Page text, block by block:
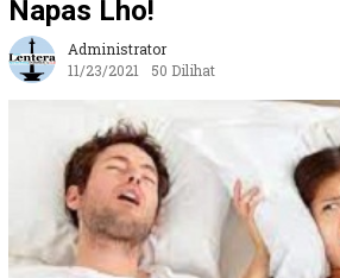
Napas Lho!
Administrator
11/23/2021
50 Dilihat